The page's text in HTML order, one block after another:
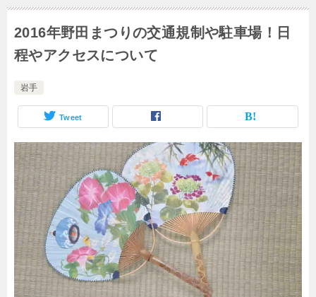
2016年野田まつりの交通規制や駐車場！日
程やアクセスについて
岩手
Tweet